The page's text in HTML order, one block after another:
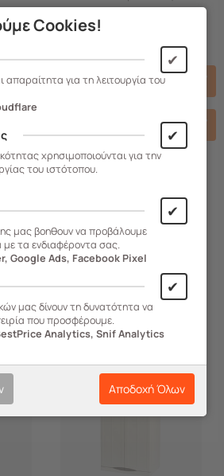
Cookies!
✔
απαραίτητα για τη λειτουργία του
✔
χρησιμοποιούνται για την
του ιστότοπου.
✔
μας βοηθουν να προβάλουμε
με τα ενδιαφέροντα σας.
Google Ads, Facebook Pixel
✔
μας δίνουν τη δυνατότητα να
που προσφέρουμε.
Analytics, Snif Analytics
Αποδοχή Όλων